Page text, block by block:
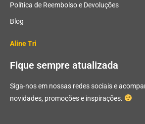
Política de Reembolso e Devoluções
Blog
Aline Tri
Fique sempre atualizada
Siga-nos em nossas redes sociais e
novidades, promoções e inspirações.